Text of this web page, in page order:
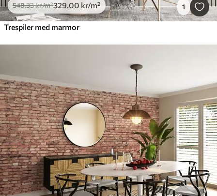
548.33kr/m²329.00 kr/m² 1
Trespiler med marmor